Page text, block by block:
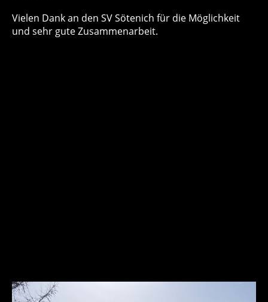
Vielen Dank an den SV Sötenich für die Möglichkeit
und sehr gute Zusammenarbeit.